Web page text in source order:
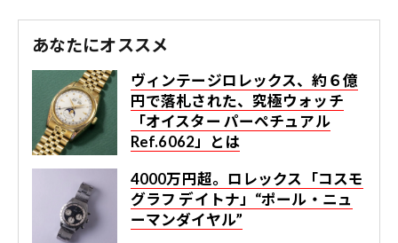
あなたにオススメ
ヴィンテージロレックス、約６億
円で落札された、究極ウォッチ
「オイスター パーペチュアル
Ref.6062」とは
4000万円超。ロレックス「コスモ
グラフ デイトナ」“ポール・ニュ
ーマンダイヤル”